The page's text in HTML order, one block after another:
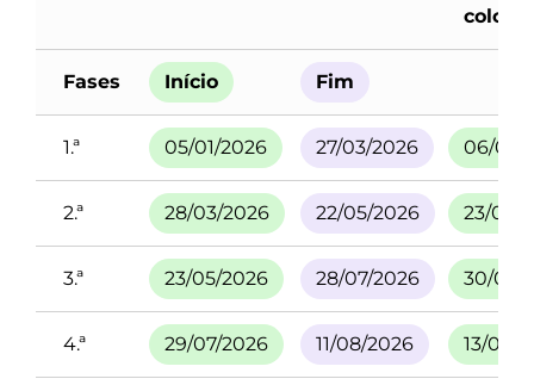
Fases Início Fim
1.ª 05/01/2026 27/03/2026 06/05/
2.ª 28/03/2026 22/05/2026 23/06/
3.ª 23/05/2026 28/07/2026 30/07/
4.ª 29/07/2026 11/08/2026 13/08/